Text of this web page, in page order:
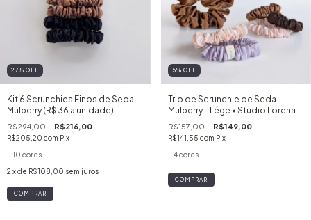
27% OFF
Kit 6 Scrunchies Finos de Seda
Mulberry (R$ 36 a unidade)
R$294,00 R$216,00
R$205,20 com Pix
10 cores
2 x de R$108,00 sem juros
COMPRAR
5% OFF
Trio de Scrunchie de Seda
Mulberry - Lége x Studio Lorena
R$157,00 R$149,00
R$141,55 com Pix
4 cores
COMPRAR